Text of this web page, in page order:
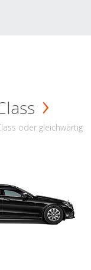
oder gleichwärtig